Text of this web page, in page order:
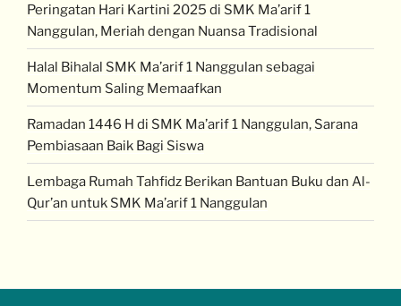
Peringatan Hari Kartini 2025 di SMK Ma’arif 1
Nanggulan, Meriah dengan Nuansa Tradisional
Halal Bihalal SMK Ma’arif 1 Nanggulan sebagai
Momentum Saling Memaafkan
Ramadan 1446 H di SMK Ma’arif 1 Nanggulan, Sarana
Pembiasaan Baik Bagi Siswa
Lembaga Rumah Tahfidz Berikan Bantuan Buku dan Al-
Qur’an untuk SMK Ma’arif 1 Nanggulan